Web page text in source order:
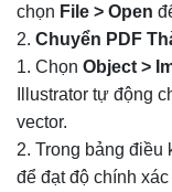
chọn File > Open
Chuyển PDF
Chọn Object >
Illustrator tự động
vector.
Trong bảng điều
để đạt độ chính